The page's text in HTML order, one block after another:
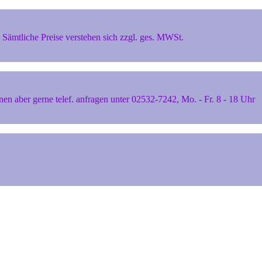
Preise verstehen sich zzgl. ges. MWSt.
aber gerne telef. anfragen unter 02532-7242, Mo. - Fr. 8 - 18 Uhr